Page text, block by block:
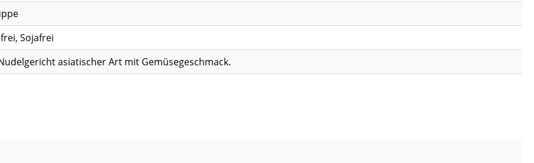
Sojafrei
asiatischer Art mit Gemüsegeschmack.